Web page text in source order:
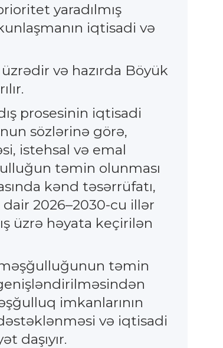
yaradılmış
iqtisadi və
və hazırda Böyük
prosesinin iqtisadi
sözlərinə görə,
istehsal və emal
təmin olunması
kənd təsərrüfatı,
dair 2026–2030-cu illər
üzrə həyata keçirilən
təmin
imkanlarının
və iqtisadi
daşıyır.